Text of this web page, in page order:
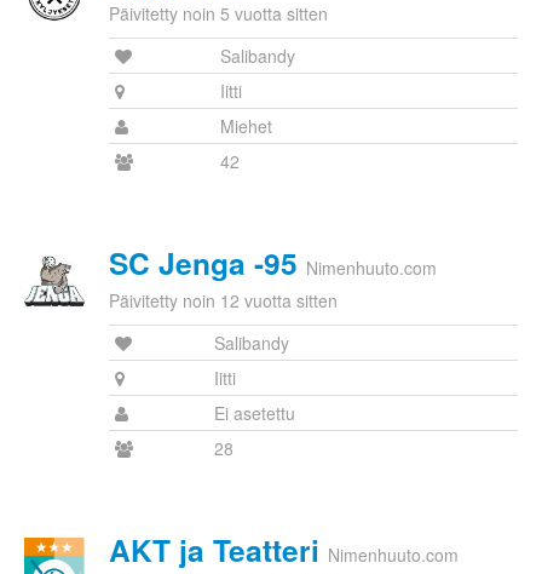
Päivitetty noin 5 vuotta sitten
Salibandy
Iitti
Miehet
42
SC Jenga -95 Nimenhuuto.com
Päivitetty noin 12 vuotta sitten
Salibandy
Iitti
Ei asetettu
28
AKT ja Teatteri Nimenhuuto.com